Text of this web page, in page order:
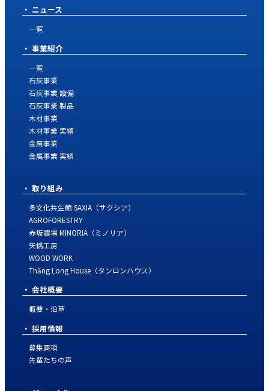
ニュース
一覧
事業紹介
一覧
石灰事業
石灰事業 設備
石灰事業 製品
木材事業
木材事業 実績
金属事業
金属事業 実績
取り組み
多文化共生館 SAXIA（サクシア）
AGROFORESTRY
赤坂農場 MINORIA（ミノリア）
矢橋工房
WOOD WORK
Thăng Long House（タンロンハウス）
会社概要
概要・沿革
採用情報
募集要項
先輩たちの声